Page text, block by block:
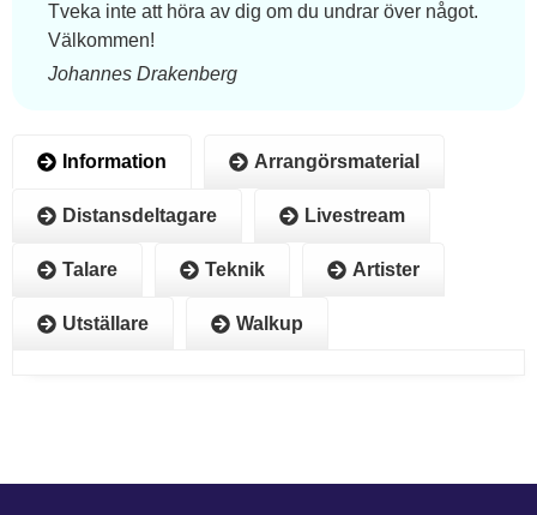
Tveka inte att höra av dig om du undrar över något.
Välkommen!
Johannes Drakenberg
Information Arrangörsmaterial
Distansdeltagare Livestream
Talare Teknik Artister
Utställare Walkup